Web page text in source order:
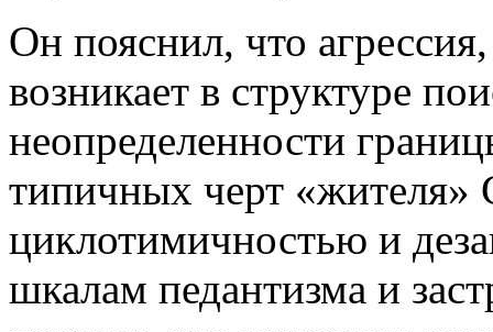
Он пояснил, что
возникает в структуре
неопределенности
типичных черт «жителя»
циклотимичностью и
шкалам педантизма и